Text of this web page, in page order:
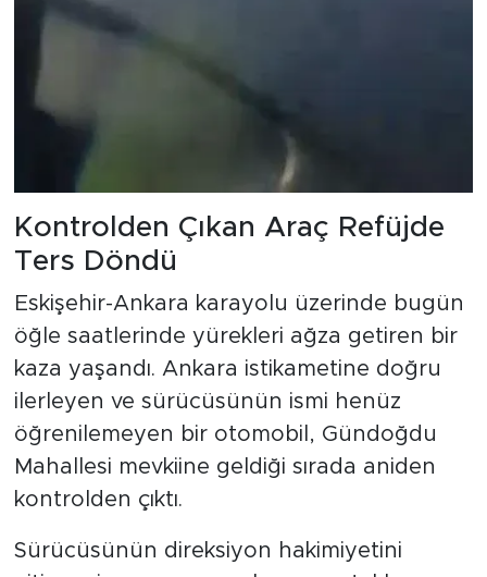
Kontrolden Çıkan Araç Refüjde
Ters Döndü
Eskişehir-Ankara karayolu üzerinde bugün
öğle saatlerinde yürekleri ağza getiren bir
kaza yaşandı. Ankara istikametine doğru
ilerleyen ve sürücüsünün ismi henüz
öğrenilemeyen bir otomobil, Gündoğdu
Mahallesi mevkiine geldiği sırada aniden
kontrolden çıktı.
Sürücüsünün direksiyon hakimiyetini